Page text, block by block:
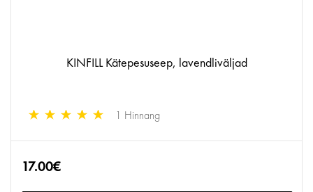
KINFILL Kätepesuseep, lavendliväljad
1 Hinnang
17.00€